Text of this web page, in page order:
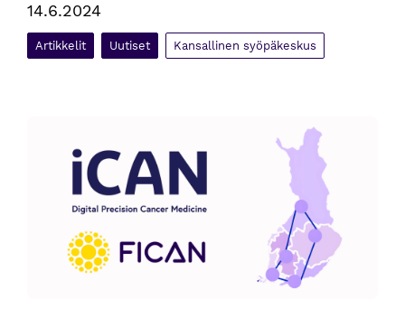
14.6.2024
Artikkelit Uutiset Kansallinen syöpäkeskus
iCAN kansallinen ohjelma käynnistyi: 2,5 miljoonan euron